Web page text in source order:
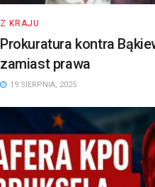
Z KRAJU
Prokuratura kontra
zamiast prawa
19 SIERPNIA, 2025